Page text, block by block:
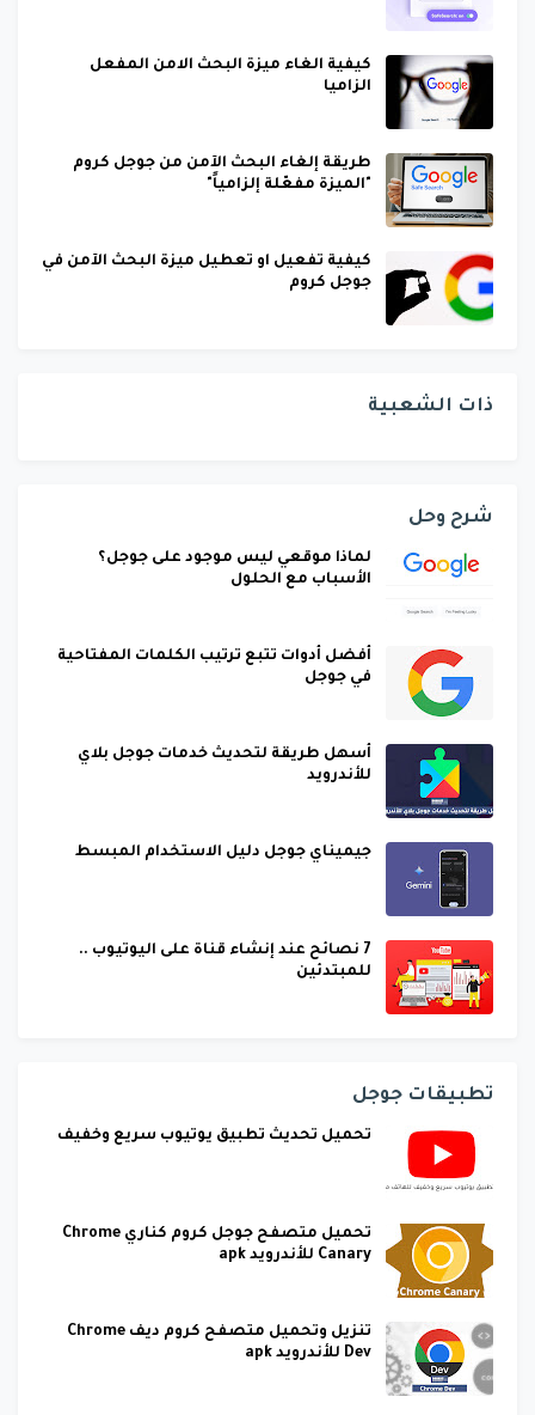
كيفية الغاء ميزة البحث الامن المفعل
الزاميا
طريقة إلغاء البحث الآمن من جوجل كروم
"الميزة مفعّلة إلزامياً"
كيفية تفعيل او تعطيل ميزة البحث الآمن في
جوجل كروم
ذات الشعبية
شرح وحل
لماذا موقعي ليس موجود على جوجل؟
الأسباب مع الحلول
أفضل أدوات تتبع ترتيب الكلمات المفتاحية
في جوجل
أسهل طريقة لتحديث خدمات جوجل بلاي
للأندرويد
جيميناي جوجل دليل الاستخدام المبسط
7 نصائح عند إنشاء قناة على اليوتيوب ..
للمبتدئين
تطبيقات جوجل
تحميل تحديث تطبيق يوتيوب سريع وخفيف
تحميل متصفح جوجل كروم كناري Chrome
Canary للأندرويد apk
تنزيل وتحميل متصفح كروم ديف Chrome
Dev للأندرويد apk